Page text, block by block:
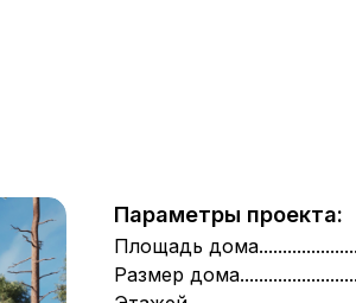
Параметры проекта:
Площадь
Размер